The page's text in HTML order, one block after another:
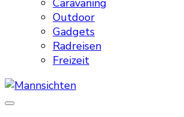
Caravaning
Outdoor
Gadgets
Radreisen
Freizeit
Mannsichten